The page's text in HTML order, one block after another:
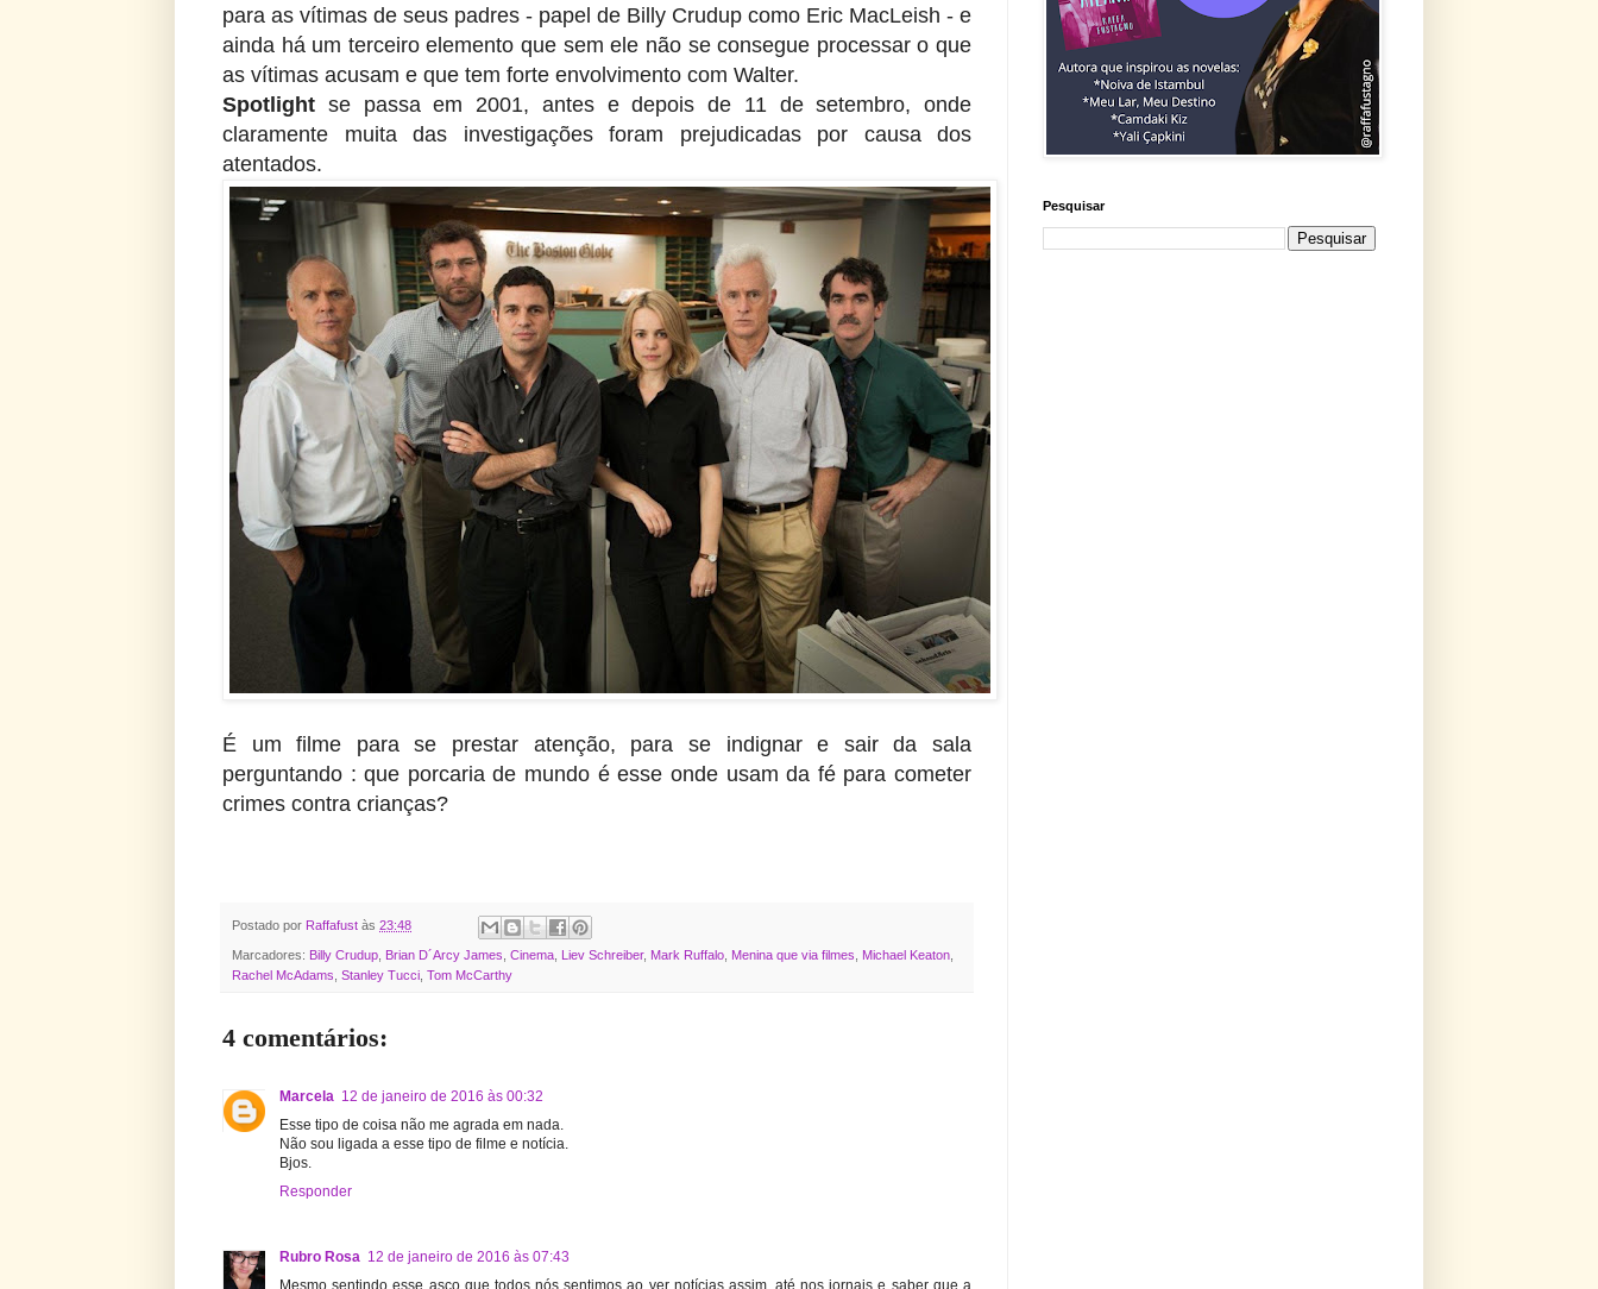
para as vítimas de seus padres - papel de Billy Crudup como Eric MacLeish - e
ainda há um terceiro elemento que sem ele não se consegue processar o que
as vítimas acusam e que tem forte envolvimento com Walter.
Spotlight se passa em 2001, antes e depois de 11 de setembro, onde
claramente muita das investigações foram prejudicadas por causa dos
atentados.
É um filme para se prestar atenção, para se indignar e sair da sala
perguntando : que porcaria de mundo é esse onde usam da fé para cometer
crimes contra crianças?
Postado por Raffafust às 23:48
Marcadores: Billy Crudup Brian D´Arcy James Cinema Liev Schreiber, Mark Ruffalo Menina que via filmes Michael Keaton
Rachel McAdams Stanley Tucci Tom McCarthy
4 comentários:
Marcela 12 de janeiro de 2016 às 00:32
Esse tipo de coisa não me agrada em nada.
Não sou ligada a esse tipo de filme e notícia.
Bjos.
Responder
Rubro Rosa 12 de janeiro de 2016 às 07:43
Mesmo sentindo esse asco que todos nós sentimos ao ver notícias assim, até nos jornais e saber que a
Pesquisar